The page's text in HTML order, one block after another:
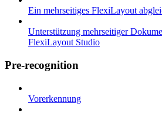
Ein mehrseitiges FlexiLayout
Unterstützung mehrseitiger
FlexiLayout Studio
Pre-recognition
Vorerkennung